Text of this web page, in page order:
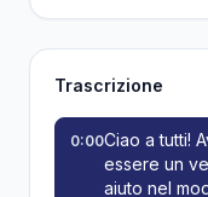
Trascrizione
0:00Ciao a tutti!
essere un
aiuto nel